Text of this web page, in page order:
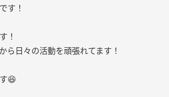
す！
！
ら日々の活動を頑張れてます！
😆